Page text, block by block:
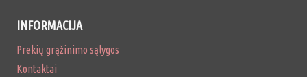
INFORMACIJA
Prekių grąžinimo sąlygos
Kontaktai